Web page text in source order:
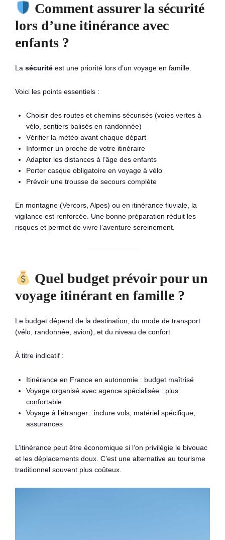
Comment assurer la sécurité
lors d’une itinérance avec
enfants ?
La sécurité est une priorité lors d’un voyage en famille.
Voici les points essentiels :
Choisir des routes et chemins sécurisés (voies vertes à
vélo, sentiers balisés en randonnée)
Vérifier la météo avant chaque départ
Informer un proche de votre itinéraire
Adapter les distances à l’âge des enfants
Porter casque obligatoire en voyage à vélo
Prévoir une trousse de secours complète
En montagne (Vercors, Alpes) ou en itinérance fluviale, la
vigilance est renforcée. Une bonne préparation réduit les
risques et permet de vivre l’aventure sereinement.
Quel budget prévoir pour un
voyage itinérant en famille ?
Le budget dépend de la destination, du mode de transport
(vélo, randonnée, avion), et du niveau de confort.
À titre indicatif :
Itinérance en France en autonomie : budget maîtrisé
Voyage organisé avec agence spécialisée : plus
confortable
Voyage à l’étranger : inclure vols, matériel spécifique,
assurances
L’itinérance peut être économique si l’on privilégie le bivouac
et les déplacements doux. C’est une alternative au tourisme
traditionnel souvent plus coûteux.